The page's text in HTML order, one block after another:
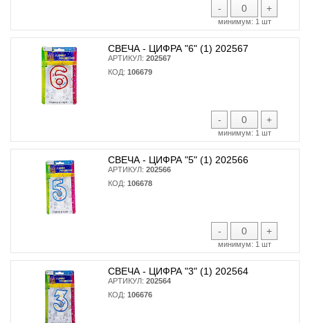
- +
минимум: 1 шт
СВЕЧА - ЦИФРА "6" (1) 202567
АРТИКУЛ: 202567
КОД: 106679
- +
минимум: 1 шт
СВЕЧА - ЦИФРА "5" (1) 202566
АРТИКУЛ: 202566
КОД: 106678
- +
минимум: 1 шт
СВЕЧА - ЦИФРА "3" (1) 202564
АРТИКУЛ: 202564
КОД: 106676